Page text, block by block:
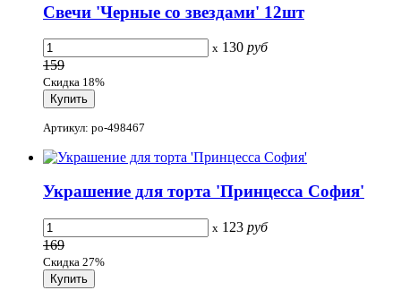
Свечи 'Черные со звездами' 12шт
x 130 руб
159
Скидка 18%
Артикул: po-498467
Украшение для торта 'Принцесса София'
x 123 руб
169
Скидка 27%